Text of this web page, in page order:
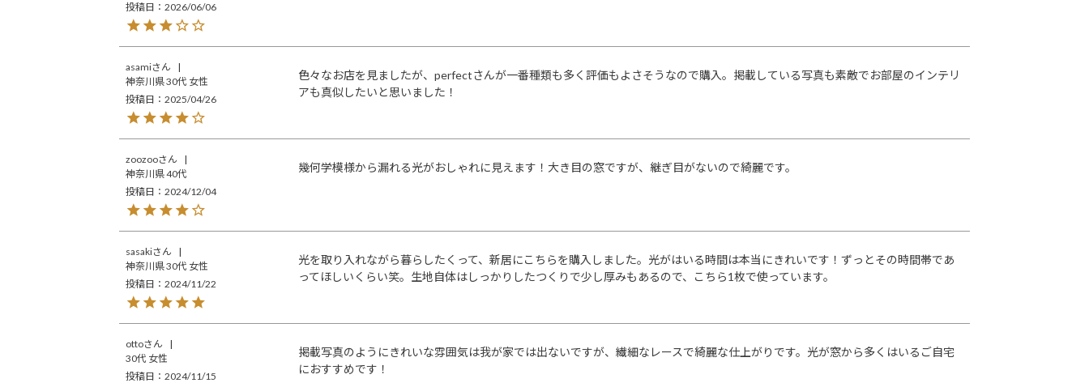
投稿日
2026/06/06
asami
神奈川県30代 女性
投稿日
2025/04/26
色々なお店を見ましたが、perfectさんが一番種類も多く評価もよさそうなので購入。掲載している写真も素敵でお部屋のインテリ
アも真似したいと思いました！
zoozoo
神奈川県40代
投稿日
2024/12/04
幾何学模様から漏れる光がおしゃれに見えます！大き目の窓ですが、継ぎ目がないので綺麗です。
sasaki
神奈川県30代 女性
投稿日
2024/11/22
光を取り入れながら暮らしたくって、新居にこちらを購入しました。光がはいる時間は本当にきれいです！ずっとその時間帯であ
ってほしいくらい笑。生地自体はしっかりしたつくりで少し厚みもあるので、こちら1枚で使っています。
otto
30代 女性
投稿日
2024/11/15
掲載写真のようにきれいな雰囲気は我が家では出ないですが、繊細なレースで綺麗な仕上がりです。光が窓から多くはいるご自宅
におすすめです！